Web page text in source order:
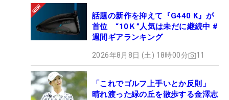
話題の新作を抑えて『G440 K』が
首位 “10Ｋ”人気は未だに継続中 #
週間ギアランキング
2026年8月8日 (土) 18時00分 11
「これでゴルフ上手いとか反則」
晴れ渡った緑の丘を散歩する金澤志